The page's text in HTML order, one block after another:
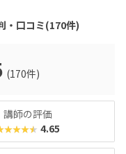
・口コミ(170件)
(170件)
講師の評価
4.65